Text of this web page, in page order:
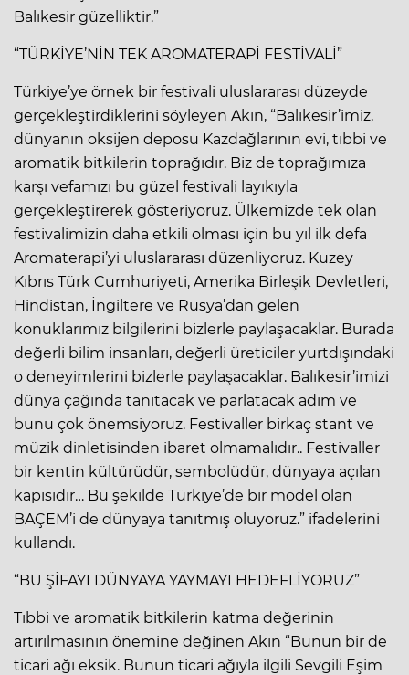
Balıkesir güzelliktir.”
“TÜRKİYE’NİN TEK AROMATERAPİ FESTİVALİ”
Türkiye’ye örnek bir festivali uluslararası düzeyde
gerçekleştirdiklerini söyleyen Akın, “Balıkesir’imiz,
dünyanın oksijen deposu Kazdağlarının evi, tıbbi ve
aromatik bitkilerin toprağıdır. Biz de toprağımıza
karşı vefamızı bu güzel festivali layıkıyla
gerçekleştirerek gösteriyoruz. Ülkemizde tek olan
festivalimizin daha etkili olması için bu yıl ilk defa
Aromaterapi’yi uluslararası düzenliyoruz. Kuzey
Kıbrıs Türk Cumhuriyeti, Amerika Birleşik Devletleri,
Hindistan, İngiltere ve Rusya’dan gelen
konuklarımız bilgilerini bizlerle paylaşacaklar. Burada
değerli bilim insanları, değerli üreticiler yurtdışındaki
o deneyimlerini bizlerle paylaşacaklar. Balıkesir’imizi
dünya çağında tanıtacak ve parlatacak adım ve
bunu çok önemsiyoruz. Festivaller birkaç stant ve
müzik dinletisinden ibaret olmamalıdır.. Festivaller
bir kentin kültürüdür, sembolüdür, dünyaya açılan
kapısıdır… Bu şekilde Türkiye’de bir model olan
BAÇEM’i de dünyaya tanıtmış oluyoruz.” ifadelerini
kullandı.
“BU ŞİFAYI DÜNYAYA YAYMAYI HEDEFLİYORUZ”
Tıbbi ve aromatik bitkilerin katma değerinin
artırılmasının önemine değinen Akın “Bunun bir de
ticari ağı eksik. Bunun ticari ağıyla ilgili Sevgili Eşim